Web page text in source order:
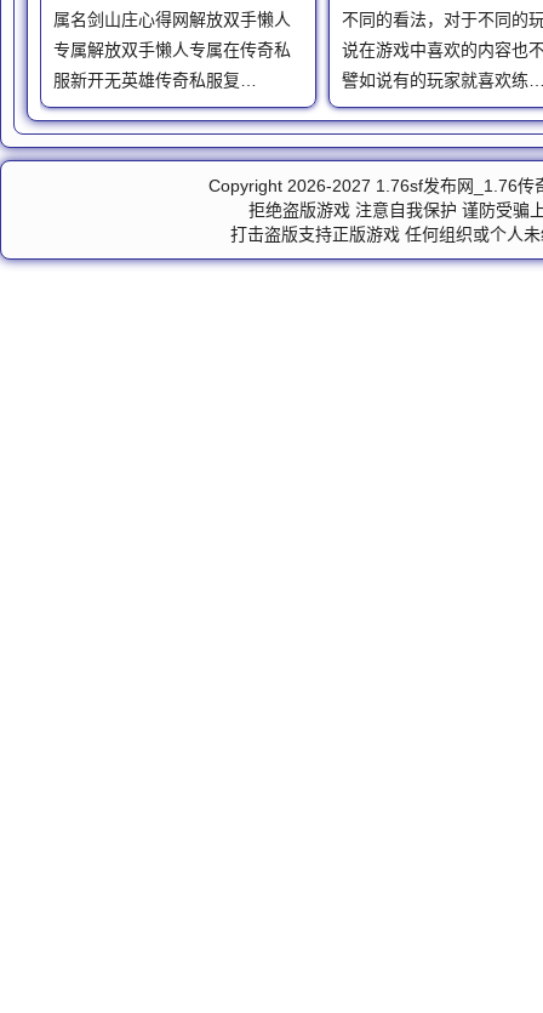
属名剑山庄心得网解放双手懒人
专属解放双手懒人专属在传奇私
服新开无英雄传奇私服复…
不同的看法，对于不同的
说在游戏中喜欢的内容也
譬如说有的玩家就喜欢练
Copyright 2026-2027 1.76sf发布网_1.76传
拒绝盗版游戏 注意自我保护 谨防受骗
打击盗版支持正版游戏 任何组织或个人